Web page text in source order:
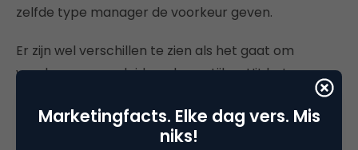
zelfde type manager de voorkeur geven.
Er zijn wel verschillen te zien als het gaat om
voorkeuren voor leiderschapsstijlen. Uit het
persbericht van Robert Half blijkt: “Hoe jonger de
generatie, des te hoger de verwachtingen van het
werk en van de manager.” Maar dus ook:
Marketingfacts. Elke dag vers. Mis
niks!